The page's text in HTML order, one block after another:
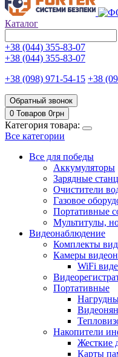
Каталог
+38 (044) 355-83-07
+38 (044) 355-83-07
+38 (098) 971-54-15 +38
Обратный звонок
0 Товаров 0грн
Категория товара:
Все категории
Все для победы
Аккумуляторы
Зарядные
Очистители
Газовое
Портативные
Мультитулы,
Видеонаблюдение
Комплекты
Камеры
WiFi
Портативные
Накопители
Жесткие
Карты